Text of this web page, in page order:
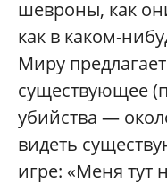
шевроны, как
как в каком-
Миру
существующее
убийства —
видеть
игре: «Меня тут